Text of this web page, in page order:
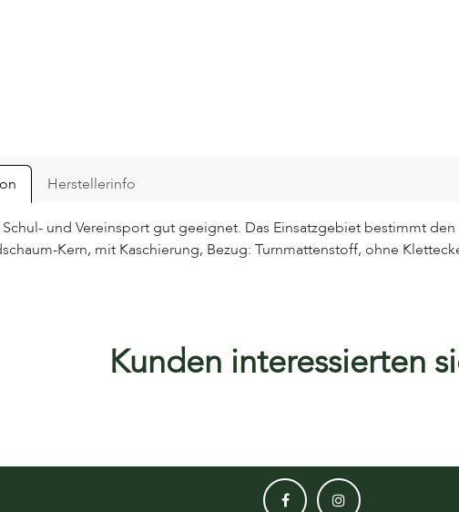
Herstellerinfo
und Vereinsport gut geeignet. Das Einsatzgebiet bestimmt
Kern, mit Kaschierung, Bezug: Turnmattenstoff, ohne
Kunden interessierten